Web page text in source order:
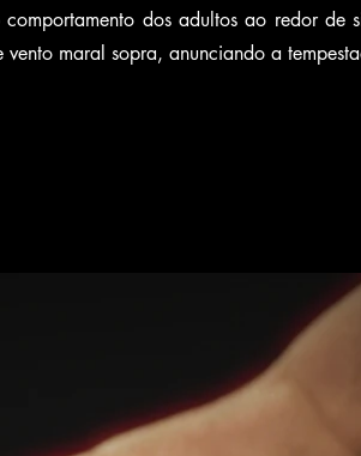
dos adultos ao redor
vento maral sopra, anunciando a